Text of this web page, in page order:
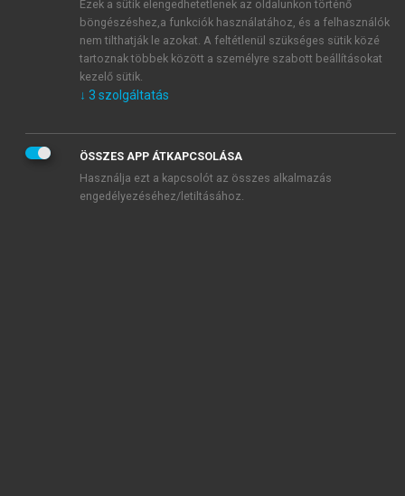
veszem és elfogadom.
Általános vásárlási feltételeket, valamint a szotar.netés a
mersz.huoldalak licencszerződéseiben foglaltakat
tudomásul veszem és elfogadom.
KIPRÓBÁLOM
Ezek a sütik elengedhetetlenek az oldalunkon történő
böngészéshez,a funkciók használatához, és a felhasználók
nem tilthatják le azokat. A feltétlenül szükséges sütik közé
tartoznak többek között a személyre szabott beállításokat
kezelő sütik.
↓ 3 szolgáltatás
ÖSSZES APP ÁTKAPCSOLÁSA
Használja ezt a kapcsolót az összes alkalmazás
engedélyezéséhez/letiltásához.